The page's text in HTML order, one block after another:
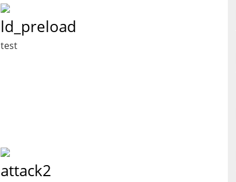
ld_preload
test
attack2